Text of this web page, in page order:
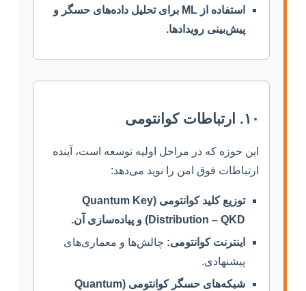
استفاده از ML برای تحلیل داده‌های حسگر و
پیش‌بینی رویدادها.
۱۰. ارتباطات کوانتومی
این حوزه که در مراحل اولیه توسعه است، آینده
ارتباطات فوق امن را نوید می‌دهد:
توزیع کلید کوانتومی (Quantum Key
Distribution – QKD) و پیاده‌سازی آن.
اینترنت کوانتومی: چالش‌ها و معماری‌های
پیشنهادی.
شبکه‌های حسگر کوانتومی (Quantum